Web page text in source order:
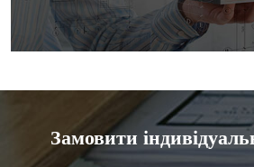
Замовити